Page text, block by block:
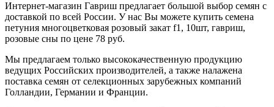
Интернет-магазин Гавриш предлагает большой выбор семян с
доставкой по всей России. У нас Вы можете купить семена
петуния многоцветковая розовый закат f1, 10шт, гавриш,
розовые сны по цене 78 руб.
Мы предлагаем только высококачественную продукцию
ведущих Российских производителей, а также налажена
поставка семян от селекционных зарубежных компаний
Голландии, Германии и Франции.